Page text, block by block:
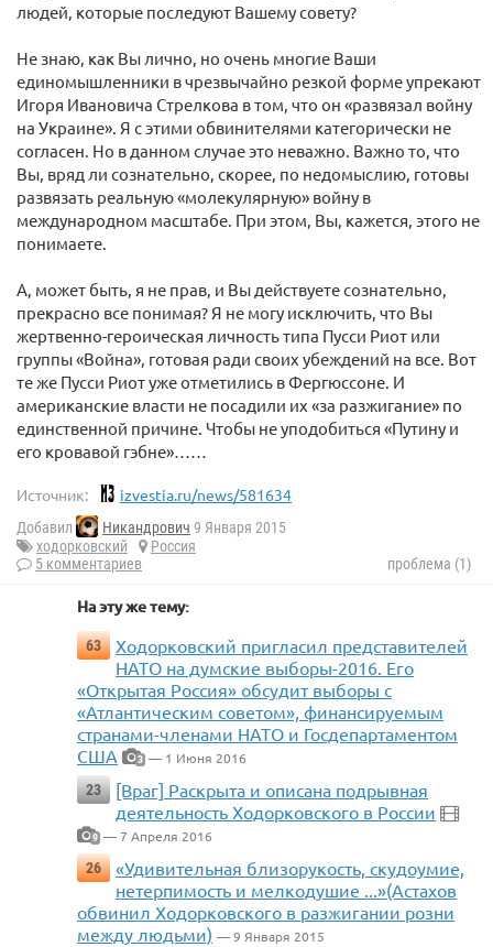
людей, которые последуют Вашему совету?
Не знаю, как Вы лично, но очень многие Ваши
единомышленники в чрезвычайно резкой форме упрекают
Игоря Ивановича Стрелкова в том, что он «развязал войну
на Украине». Я с этими обвинителями категорически не
согласен. Но в данном случае это неважно. Важно то, что
Вы, вряд ли сознательно, скорее, по недомыслию, готовы
развязать реальную «молекулярную» войну в
международном масштабе. При этом, Вы, кажется, этого не
понимаете.
А, может быть, я не прав, и Вы действуете сознательно,
прекрасно все понимая? Я не могу исключить, что Вы
жертвенно-героическая личность типа Пусси Риот или
группы «Война», готовая ради своих убеждений на все. Вот
те же Пусси Риот уже отметились в Фергюссоне. И
американские власти не посадили их «за разжигание» по
единственной причине. Чтобы не уподобиться «Путину и
его кровавой гэбне»……
Источник: izvestia.ru/news/581634
Добавил Никандрович 9 Января 2015
ходорковский
Россия
5 комментариев
проблема (1)
На эту же тему:
63
Ходорковский пригласил представителей
НАТО на думские выборы-2016. Его
«Открытая Россия» обсудит выборы с
«Атлантическим советом», финансируемым
странами-членами НАТО и Госдепартаментом
США
3 — 1 Июня 2016
23
[Враг] Раскрыта и описана подрывная
деятельность Ходорковского в России
9 — 7 Апреля 2016
26
«Удивительная близорукость, скудоумие,
нетерпимость и мелкодушие ...»(Астахов
обвинил Ходорковского в разжигании розни
между людьми) — 9 Января 2015